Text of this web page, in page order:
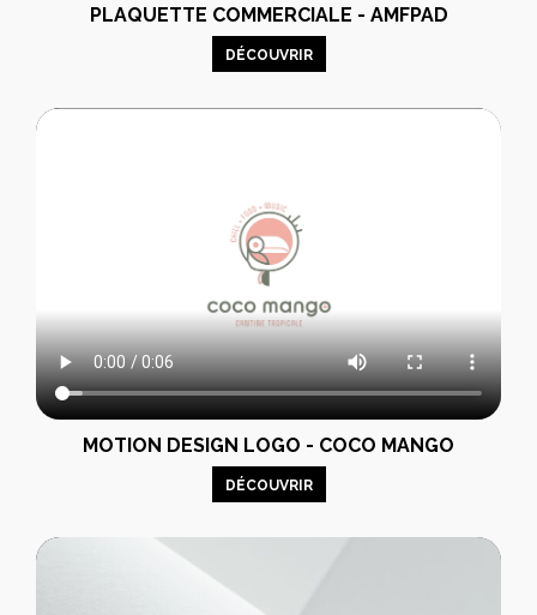
PLAQUETTE COMMERCIALE - AMFPAD
DÉCOUVRIR
MOTION DESIGN LOGO - COCO MANGO
DÉCOUVRIR